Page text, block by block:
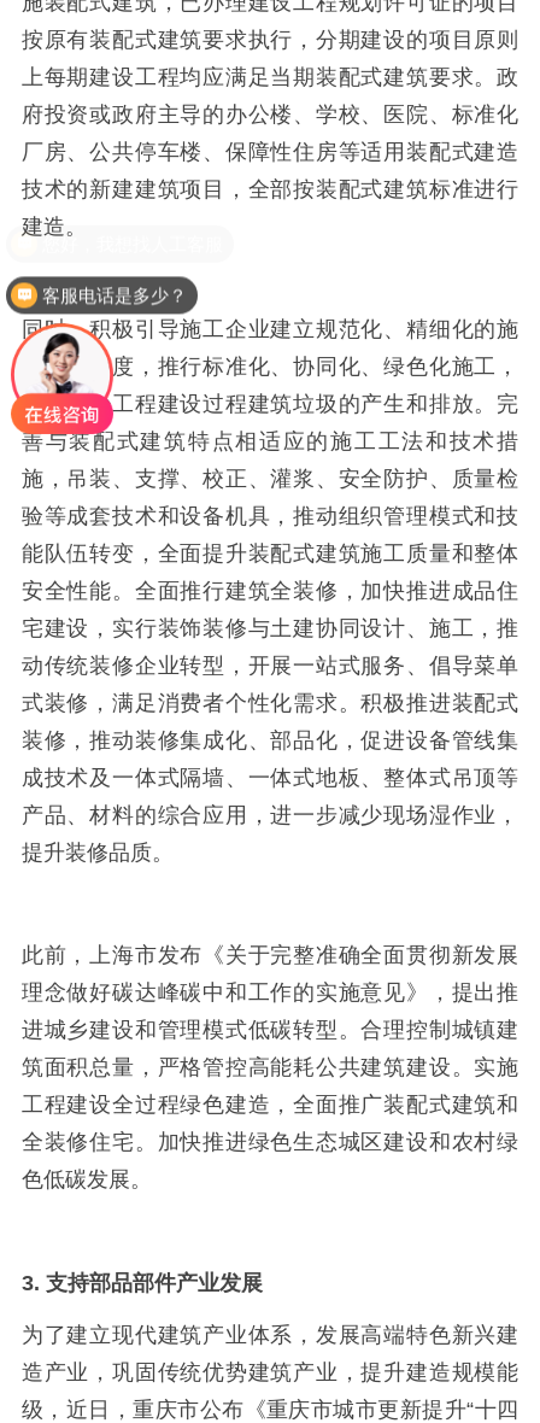
按原有装配式建筑要求执行，分期建设的项目原则
上每期建设工程均应满足当期装配式建筑要求。政
府投资或政府主导的办公楼、学校、医院、标准化
厂房、公共停车楼、保障性住房等适用装配式建造
技术的新建建筑项目，全部按装配式建筑标准进行
建造。
同时，积极引导施工企业建立规范化、精细化的施
工管理制度，推行标准化、协同化、绿色化施工，
有效减少工程建设过程建筑垃圾的产生和排放。完
善与装配式建筑特点相适应的施工工法和技术措
施，吊装、支撑、校正、灌浆、安全防护、质量检
验等成套技术和设备机具，推动组织管理模式和技
能队伍转变，全面提升装配式建筑施工质量和整体
安全性能。全面推行建筑全装修，加快推进成品住
宅建设，实行装饰装修与土建协同设计、施工，推
动传统装修企业转型，开展一站式服务、倡导菜单
式装修，满足消费者个性化需求。积极推进装配式
装修，推动装修集成化、部品化，促进设备管线集
成技术及一体式隔墙、一体式地板、整体式吊顶等
产品、材料的综合应用，进一步减少现场湿作业，
提升装修品质。
此前，上海市发布《关于完整准确全面贯彻新发展
理念做好碳达峰碳中和工作的实施意见》，提出推
进城乡建设和管理模式低碳转型。合理控制城镇建
筑面积总量，严格管控高能耗公共建筑建设。实施
工程建设全过程绿色建造，全面推广装配式建筑和
全装修住宅。加快推进绿色生态城区建设和农村绿
色低碳发展。
3. 支持部品部件产业发展
为了建立现代建筑产业体系，发展高端特色新兴建
造产业，巩固传统优势建筑产业，提升建造规模能
级，近日，重庆市公布《重庆市城市更新提升“十四
客服电话是多少？